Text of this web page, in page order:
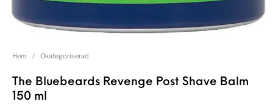
Hem / Okategoriserad
The Bluebeards Revenge Post Shave Balm
150 ml